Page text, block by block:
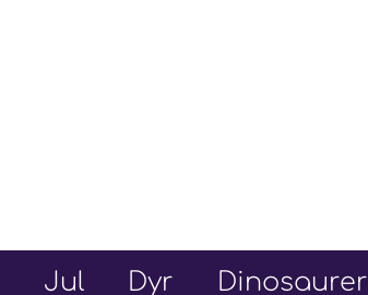
Jul Dyr Dinosaurer